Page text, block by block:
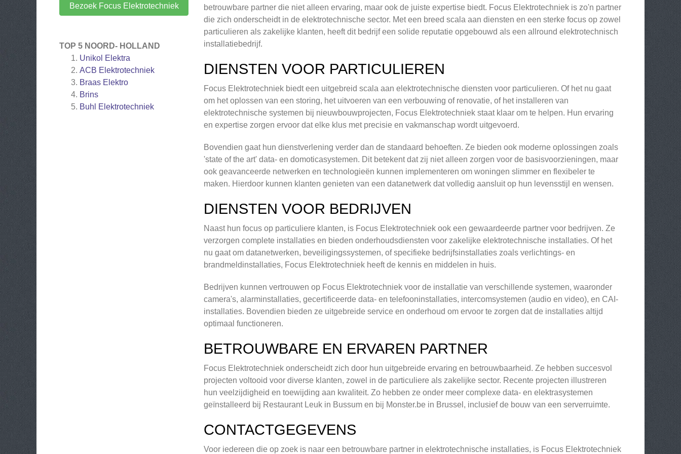
Bezoek Focus Elektrotechniek
TOP 5 NOORD- HOLLAND
Unikol Elektra
ACB Elektrotechniek
Braas Elektro
Brins
Buhl Elektrotechniek
betrouwbare partner die niet alleen ervaring, maar ook de juiste expertise biedt. Focus Elektrotechniek is zo'n partner
die zich onderscheidt in de elektrotechnische sector. Met een breed scala aan diensten en een sterke focus op zowel
particulieren als zakelijke klanten, heeft dit bedrijf een solide reputatie opgebouwd als een allround elektrotechnisch
installatiebedrijf.
DIENSTEN VOOR PARTICULIEREN
Focus Elektrotechniek biedt een uitgebreid scala aan elektrotechnische diensten voor particulieren. Of het nu gaat
om het oplossen van een storing, het uitvoeren van een verbouwing of renovatie, of het installeren van
elektrotechnische systemen bij nieuwbouwprojecten, Focus Elektrotechniek staat klaar om te helpen. Hun ervaring
en expertise zorgen ervoor dat elke klus met precisie en vakmanschap wordt uitgevoerd.
Bovendien gaat hun dienstverlening verder dan de standaard behoeften. Ze bieden ook moderne oplossingen zoals
'state of the art' data- en domoticasystemen. Dit betekent dat zij niet alleen zorgen voor de basisvoorzieningen, maar
ook geavanceerde netwerken en technologieën kunnen implementeren om woningen slimmer en flexibeler te
maken. Hierdoor kunnen klanten genieten van een datanetwerk dat volledig aansluit op hun levensstijl en wensen.
DIENSTEN VOOR BEDRIJVEN
Naast hun focus op particuliere klanten, is Focus Elektrotechniek ook een gewaardeerde partner voor bedrijven. Ze
verzorgen complete installaties en bieden onderhoudsdiensten voor zakelijke elektrotechnische installaties. Of het
nu gaat om datanetwerken, beveiligingssystemen, of specifieke bedrijfsinstallaties zoals verlichtings- en
brandmeldinstallaties, Focus Elektrotechniek heeft de kennis en middelen in huis.
Bedrijven kunnen vertrouwen op Focus Elektrotechniek voor de installatie van verschillende systemen, waaronder
camera's, alarminstallaties, gecertificeerde data- en telefooninstallaties, intercomsystemen (audio en video), en CAI-
installaties. Bovendien bieden ze uitgebreide service en onderhoud om ervoor te zorgen dat de installaties altijd
optimaal functioneren.
BETROUWBARE EN ERVAREN PARTNER
Focus Elektrotechniek onderscheidt zich door hun uitgebreide ervaring en betrouwbaarheid. Ze hebben succesvol
projecten voltooid voor diverse klanten, zowel in de particuliere als zakelijke sector. Recente projecten illustreren
hun veelzijdigheid en toewijding aan kwaliteit. Zo hebben ze onder meer complexe data- en elektrasystemen
geïnstalleerd bij Restaurant Leuk in Bussum en bij Monster.be in Brussel, inclusief de bouw van een serverruimte.
CONTACTGEGEVENS
Voor iedereen die op zoek is naar een betrouwbare partner in elektrotechnische installaties, is Focus Elektrotechniek